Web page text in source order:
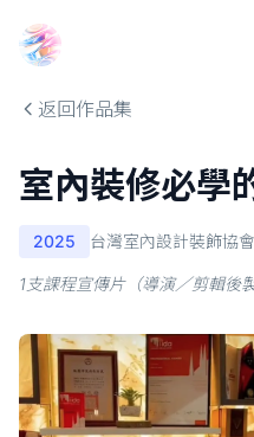
返回作品集
室內裝修必學
2025 台灣室內設計裝飾協會
1支課程宣傳片（導演／剪輯後製